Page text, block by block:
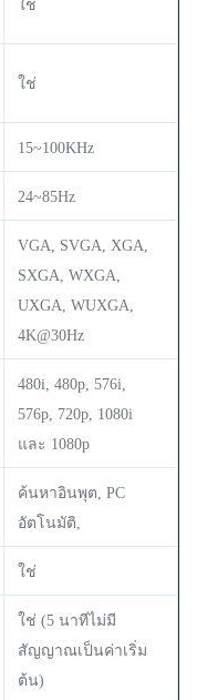
ใช่
ใช่
15~100KHz
24~85Hz
VGA, SVGA, XGA,
SXGA, WXGA,
UXGA, WUXGA,
4K@30Hz
480i, 480p, 576i,
576p, 720p, 1080i
และ 1080p
ค้นหาอินพุต, PC
อัตโนมัติ,
ใช่
ใช่ (5 นาทีไม่มี
สัญญาณเป็นค่าเริ่ม
ต้น)